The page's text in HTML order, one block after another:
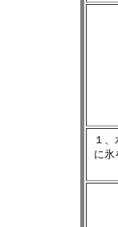
１
に氷